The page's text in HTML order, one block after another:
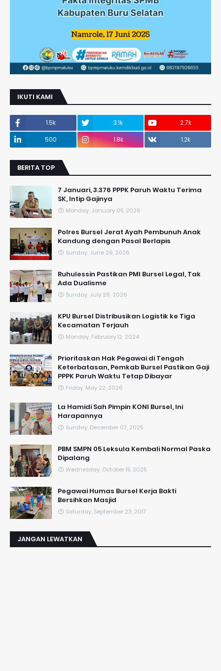
IKUTI KAMI
1.5k 3.1k
2.7k
500
1.8k 1.2k
BERITA TOP
7 Januari, 3.376 PPPK Paruh Waktu Terima
SK, Intip Gajinya
Monday, January 05, 2026
Polres Bursel Jerat Ayah Pembunuh Anak
Kandung dengan Pasal Berlapis
Sunday, June 28, 2026
​Ruhulessin Pastikan PMI Bursel Legal, Tak
Ada Dualisme
Sunday, July 26, 2026
KPU Bursel Distribusikan Logistik ke Tiga
Kecamatan Terjauh
Monday, February 12, 2024
Prioritaskan Hak Pegawai di Tengah
Keterbatasan, Pemkab Bursel Pastikan Gaji
PPPK Paruh Waktu Tetap Dibayar
Friday, May 22, 2026
La Hamidi Sah Pimpin KONI Bursel, Ini
Harapannya
Sunday, December 07, 2025
PBM SMPN 05 Leksula Kembali Normal Paska
Dipalang
Wednesday, October 15, 2025
Pegawai Humas Bursel Kerja Bakti
Bersihkan Masjid
Saturday, September 23, 2017
JANGAN LEWATKAN